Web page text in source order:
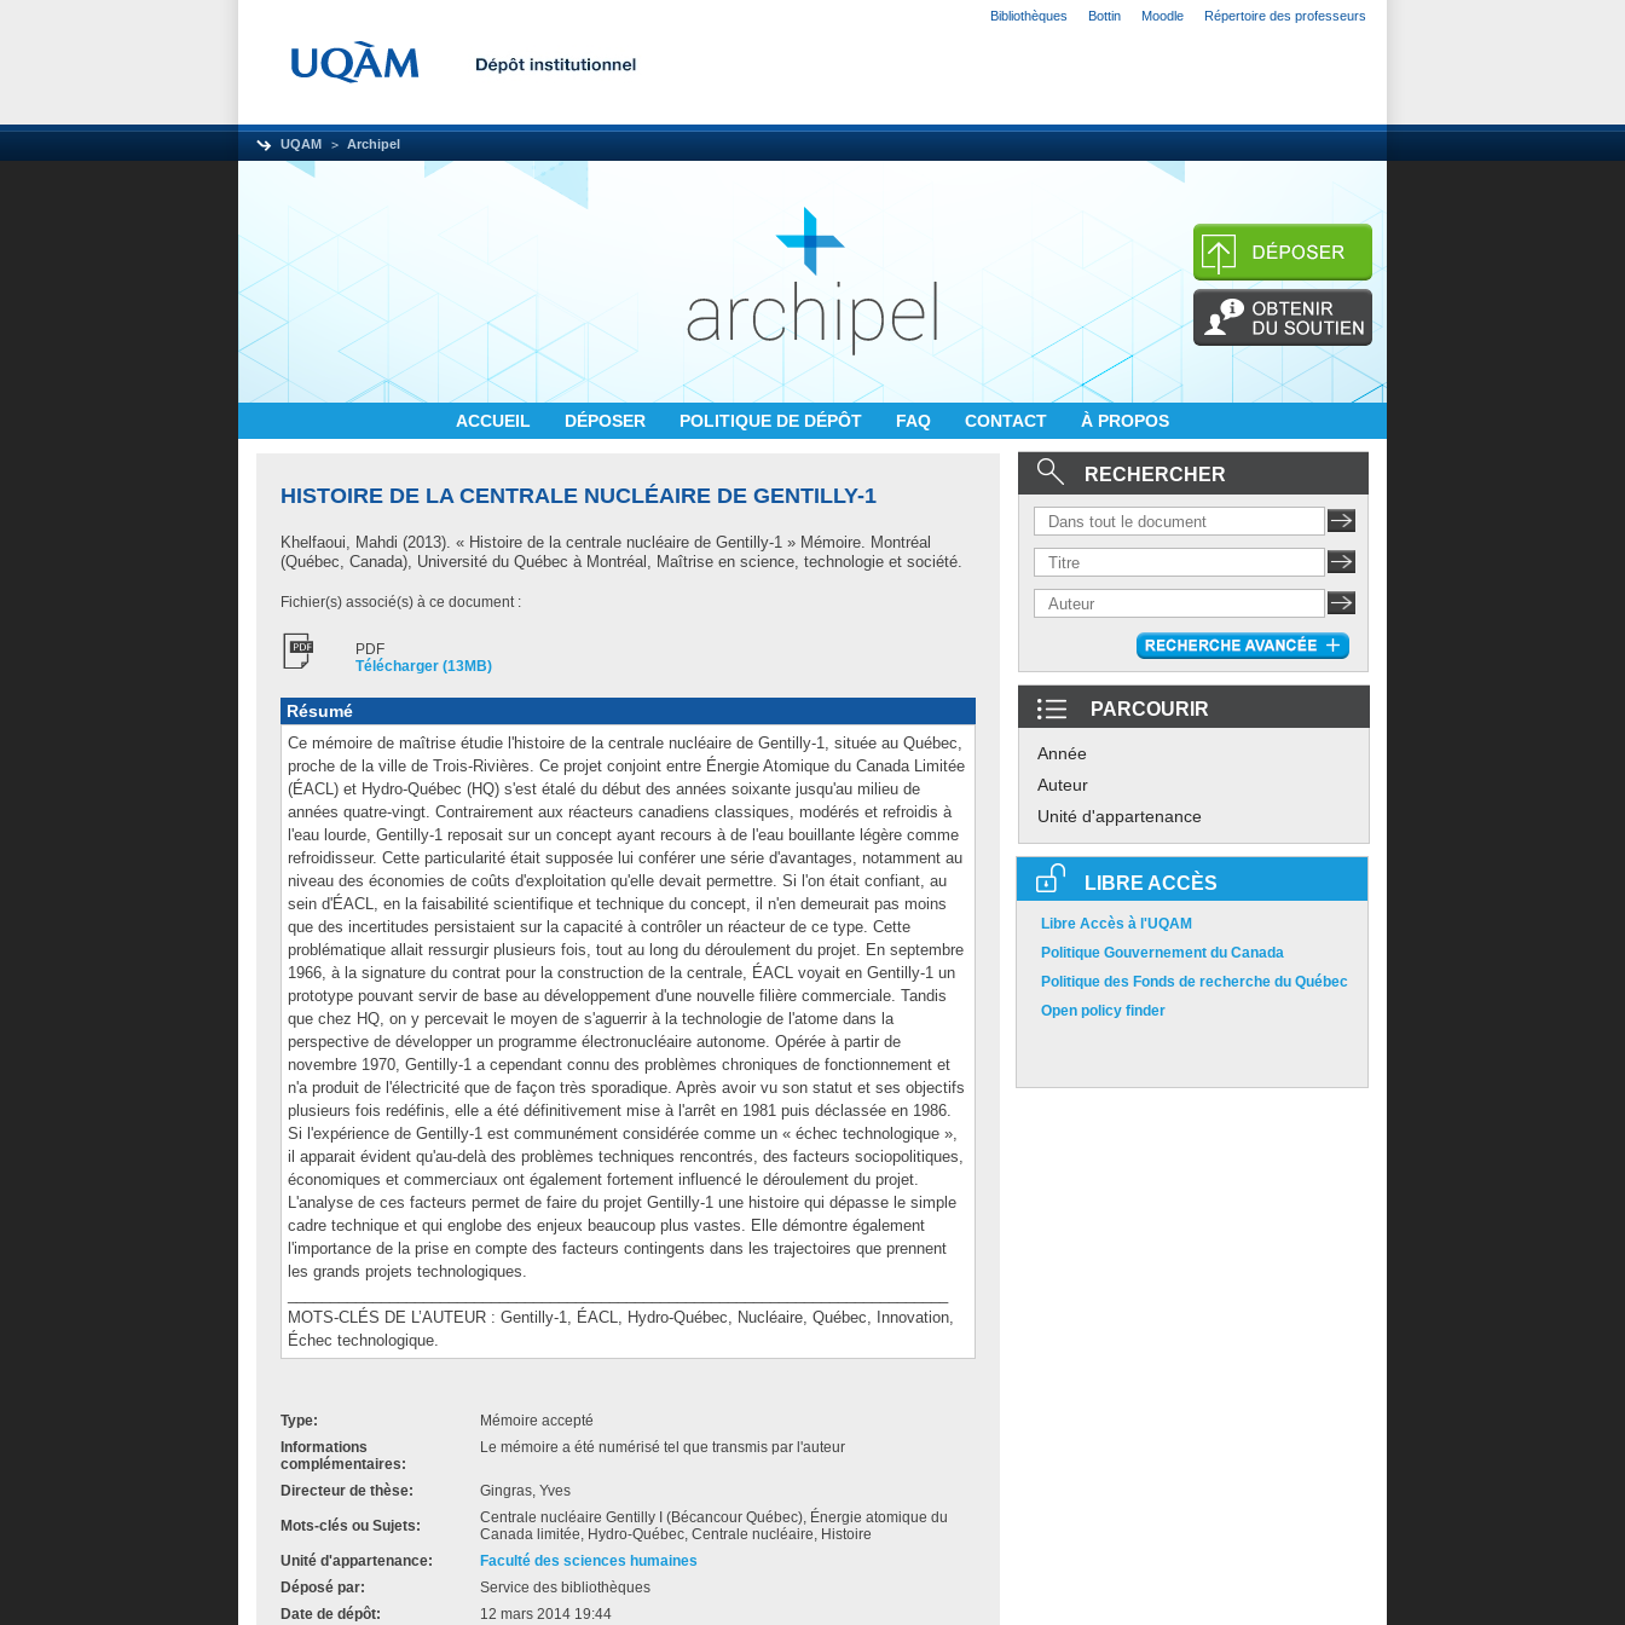
Bibliothèques Bottin Moodle Répertoire des professeurs
UQAM Archipel
ACCUEIL DÉPOSER POLITIQUE DE DÉPÔT FAQ CONTACT À PROPOS
HISTOIRE DE LA CENTRALE NUCLÉAIRE DE GENTILLY-1
Khelfaoui, Mahdi (2013). « Histoire de la centrale nucléaire de Gentilly-1 » Mémoire. Montréal
(Québec, Canada), Université du Québec à Montréal, Maîtrise en science, technologie et société.
Fichier(s) associé(s) à ce document :
PDF
Télécharger (13MB)
Résumé
Ce mémoire de maîtrise étudie l'histoire de la centrale nucléaire de Gentilly-1, située au Québec,
proche de la ville de Trois-Rivières. Ce projet conjoint entre Énergie Atomique du Canada Limitée
(ÉACL) et Hydro-Québec (HQ) s'est étalé du début des années soixante jusqu'au milieu de
années quatre-vingt. Contrairement aux réacteurs canadiens classiques, modérés et refroidis à
l'eau lourde, Gentilly-1 reposait sur un concept ayant recours à de l'eau bouillante légère comme
refroidisseur. Cette particularité était supposée lui conférer une série d'avantages, notamment au
niveau des économies de coûts d'exploitation qu'elle devait permettre. Si l'on était confiant, au
sein d'ÉACL, en la faisabilité scientifique et technique du concept, il n'en demeurait pas moins
que des incertitudes persistaient sur la capacité à contrôler un réacteur de ce type. Cette
problématique allait ressurgir plusieurs fois, tout au long du déroulement du projet. En septembre
1966, à la signature du contrat pour la construction de la centrale, ÉACL voyait en Gentilly-1 un
prototype pouvant servir de base au développement d'une nouvelle filière commerciale. Tandis
que chez HQ, on y percevait le moyen de s'aguerrir à la technologie de l'atome dans la
perspective de développer un programme électronucléaire autonome. Opérée à partir de
novembre 1970, Gentilly-1 a cependant connu des problèmes chroniques de fonctionnement et
n'a produit de l'électricité que de façon très sporadique. Après avoir vu son statut et ses objectifs
plusieurs fois redéfinis, elle a été définitivement mise à l'arrêt en 1981 puis déclassée en 1986.
Si l'expérience de Gentilly-1 est communément considérée comme un « échec technologique »,
il apparait évident qu'au-delà des problèmes techniques rencontrés, des facteurs sociopolitiques,
économiques et commerciaux ont également fortement influencé le déroulement du projet.
L'analyse de ces facteurs permet de faire du projet Gentilly-1 une histoire qui dépasse le simple
cadre technique et qui englobe des enjeux beaucoup plus vastes. Elle démontre également
l'importance de la prise en compte des facteurs contingents dans les trajectoires que prennent
les grands projets technologiques.
MOTS-CLÉS DE L’AUTEUR : Gentilly-1, ÉACL, Hydro-Québec, Nucléaire, Québec, Innovation,
Échec technologique.
Type:
Mémoire accepté
Informations
complémentaires:
Le mémoire a été numérisé tel que transmis par l'auteur
Directeur de thèse: Gingras, Yves
Mots-clés ou Sujets:
Centrale nucléaire Gentilly I (Bécancour Québec), Énergie atomique du
Canada limitée, Hydro-Québec, Centrale nucléaire, Histoire
Unité d'appartenance:
Faculté des sciences humaines
Déposé par:
Service des bibliothèques
Date de dépôt:
12 mars 2014 19:44
RECHERCHER
PARCOURIR
Année
Auteur
Unité d'appartenance
LIBRE ACCÈS
Libre Accès à l'UQAM
Politique Gouvernement du Canada
Politique des Fonds de recherche du Québec
Open policy finder